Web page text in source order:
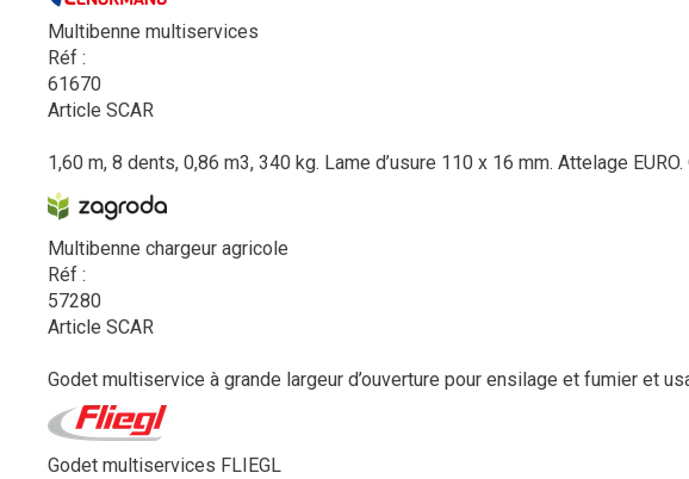
Multibenne multiservices
Réf :
61670
Article SCAR
1,60 m, 8 dents, 0,86 m3, 340 kg. Lame d’usure 110 x 16 mm. Attelage
Multibenne chargeur agricole
Réf :
57280
Article SCAR
Godet multiservice à grande largeur d’ouverture pour ensilage et fumier et
Godet multiservices FLIEGL